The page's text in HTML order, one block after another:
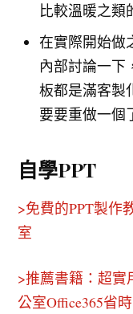
比較溫暖之類
在實際開始做
內部討論一下
板都是滿客製
要要重做一個
自學PPT
>免費的PPT製作
室
>推薦書籍：超實
公室Office365省